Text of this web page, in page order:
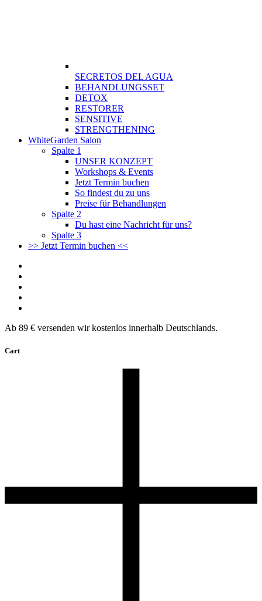
SECRETOS DEL AGUA
BEHANDLUNGSSET
DETOX
RESTORER
SENSITIVE
STRENGTHENING
WhiteGarden Salon
Spalte 1
UNSER KONZEPT
Workshops & Events
Jetzt Termin buchen
So findest du zu uns
Preise für Behandlungen
Spalte 2
Du hast eine Nachricht für uns?
Spalte 3
>> Jetzt Termin buchen <<
Ab 89 € versenden wir kostenlos innerhalb Deutschlands.
Cart